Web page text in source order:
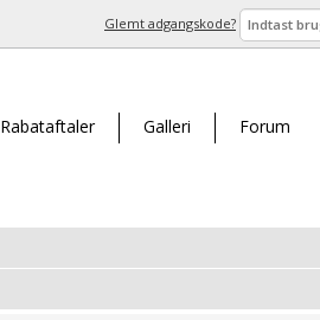
Glemt adgangskode?
Rabataftaler Galleri Forum